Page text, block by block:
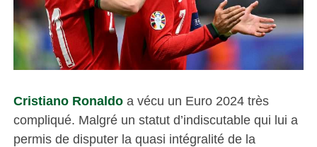
Cristiano Ronaldoa vécu un Euro 2024 très
compliqué. Malgré un statut d’indiscutable qui lui a
permis de disputer la quasi intégralité de la